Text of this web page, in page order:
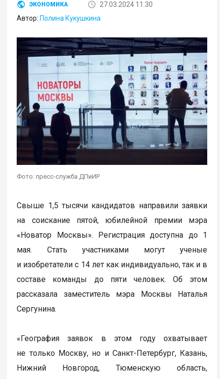
ЭКОНОМИКА
27.03.2024 11:30
Автор: Полина Кукушкина
Фото: пресс-служба ДПиИР
Свыше 1,5 тысячи кандидатов направили заявки
на соискание пятой, юбилейной премии мэра
«Новатор Москвы». Регистрация доступна до 1
мая. Стать участниками могут ученые
и изобретатели с 14 лет как индивидуально, так и в
составе команды до пяти человек. Об этом
рассказала заместитель мэра Москвы Наталья
Сергунина.
«География заявок в этом году охватывает
не только Москву, но и Санкт-Петербург, Казань,
Нижний Новгород, Тюменскую область,